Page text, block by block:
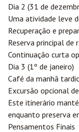
Dia 2 (31 de
Uma atividade leve
Recuperação e
Reserva principal de
Continuação curta
Dia 3 (1º de janeiro)
Café da manhã
Excursão opcional
Este itinerário
enquanto preserva
Pensamentos Finais